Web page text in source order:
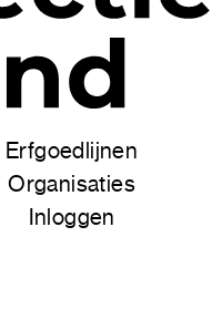
Erfgoedlijnen
Organisaties
Inloggen